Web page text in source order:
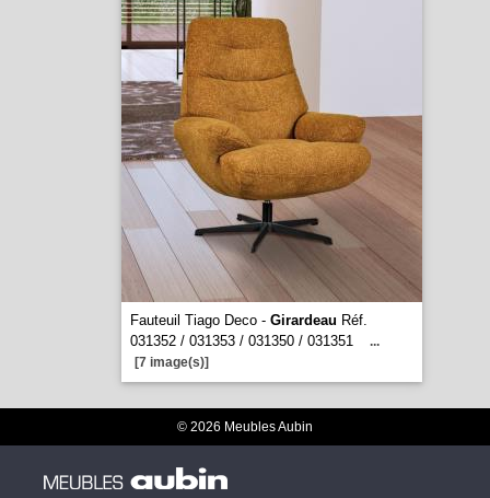
Fauteuil Tiago Deco - Girardeau Réf.
031352 / 031353 / 031350 / 031351
...
[7 image(s)]
© 2026 Meubles Aubin